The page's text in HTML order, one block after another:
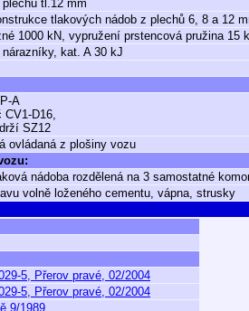
tl.12 mm
tlakových nádob z plechů 6, 8 a 12
1000 kN, vypružení prstencová pružina 15
kat. A 30 kJ
A
CV1-D16,
SZ12
ovládaná z plošiny vozu
nádoba rozdělená na 3 samostatné
volně loženého cementu, vápna, strusky
5, Přerov pravé, 02/2004
5, Přerov pravé, 02/2004
9/1989